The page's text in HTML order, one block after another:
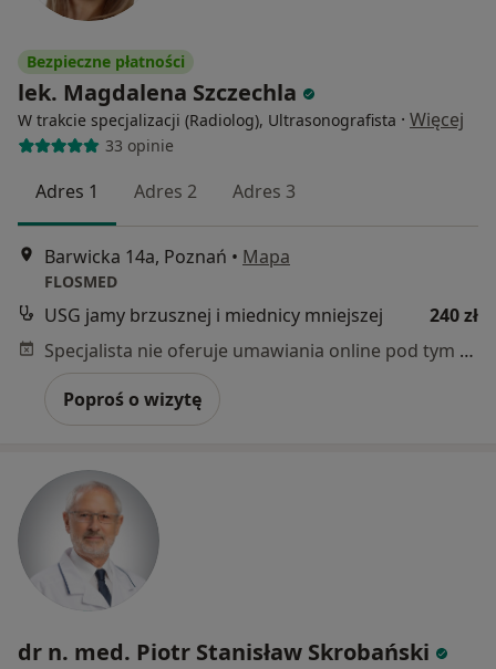
Bezpieczne płatności
lek. Magdalena Szczechla
W trakcie specjalizacji (Radiolog), Ultrasonografista · Więcej
33 opinie
Adres 1 Adres 2 Adres 3
Barwicka 14a, Poznań • Mapa
FLOSMED
USG jamy brzusznej i miednicy mniejszej
240 zł
Specjalista nie oferuje umawiania online pod tym adresem.
Poproś o wizytę
dr n. med. Piotr Stanisław Skrobański